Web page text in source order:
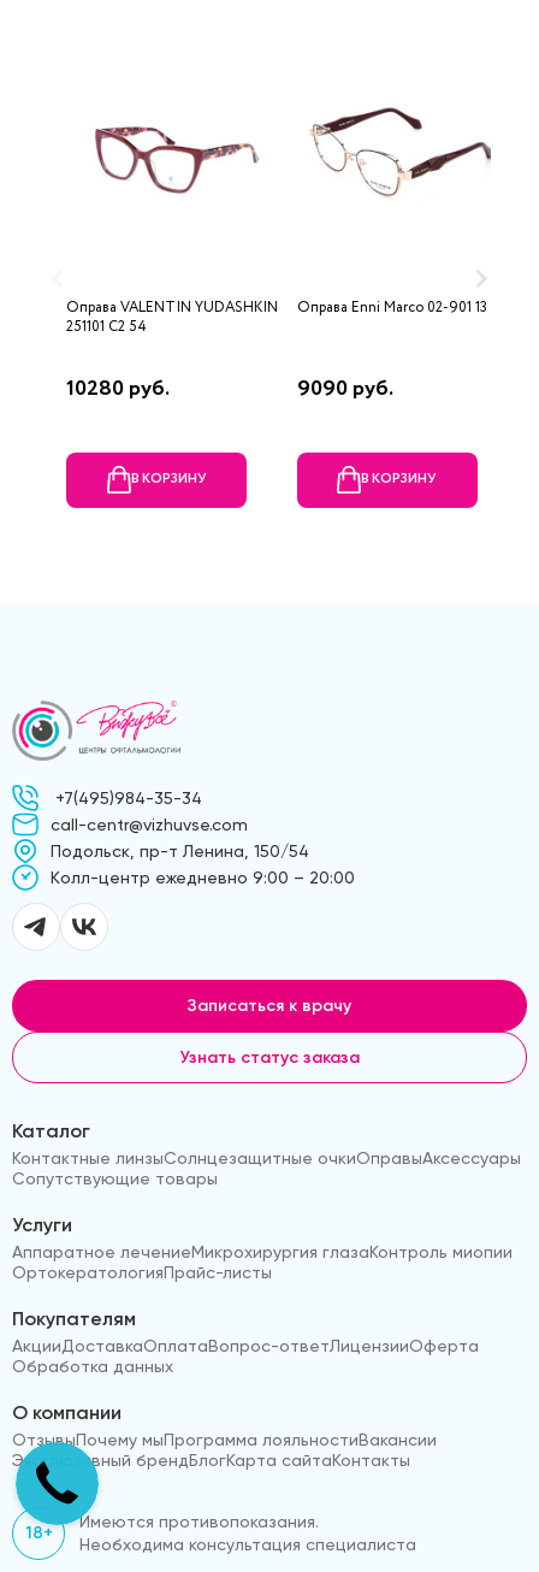
Оправа VALENTIN YUDASHKIN
251101 C2 54
10280 руб.
В КОРЗИНУ
Оправа Enni Marco 02-901 13
9090 руб.
В КОРЗИНУ
+7(495)984-35-34
call-centr@vizhuvse.com
Подольск, пр-т Ленина, 150/54
Kолл-центр ежедневно 9:00 – 20:00
Записаться к врачу
Узнать статус заказа
Каталог
Контактные линзыСолнцезащитные очкиОправыАксессуары
Сопутствующие товары
Услуги
Аппаратное лечениеМикрохирургия глазаКонтроль миопии
ОртокератологияПрайс-листы
Покупателям
АкцииДоставкаОплатаВопрос-ответЛицензииОферта
Обработка данных
О компании
ОтзывыПочему мыПрограмма лояльностиВакансии
Эксклюзивный брендБлогКарта сайтаКонтакты
18+
Имеются противопоказания.
Необходима консультация специалиста